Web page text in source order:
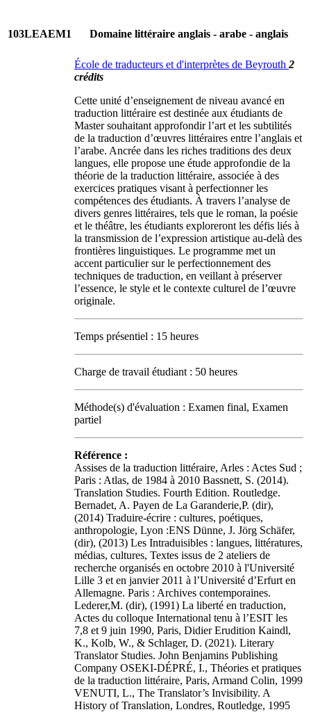
103LEAEM1 Domaine littéraire anglais - arabe - anglais
École de traducteurs et d'interprètes de Beyrouth 2
crédits
Cette unité d’enseignement de niveau avancé en
traduction littéraire est destinée aux étudiants de
Master souhaitant approfondir l’art et les subtilités
de la traduction d’œuvres littéraires entre l’anglais et
l’arabe. Ancrée dans les riches traditions des deux
langues, elle propose une étude approfondie de la
théorie de la traduction littéraire, associée à des
exercices pratiques visant à perfectionner les
compétences des étudiants. À travers l’analyse de
divers genres littéraires, tels que le roman, la poésie
et le théâtre, les étudiants exploreront les défis liés à
la transmission de l’expression artistique au-delà des
frontières linguistiques. Le programme met un
accent particulier sur le perfectionnement des
techniques de traduction, en veillant à préserver
l’essence, le style et le contexte culturel de l’œuvre
originale.
Temps présentiel : 15 heures
Charge de travail étudiant : 50 heures
Méthode(s) d'évaluation : Examen final, Examen
partiel
Référence :
Assises de la traduction littéraire, Arles : Actes Sud ;
Paris : Atlas, de 1984 à 2010 Bassnett, S. (2014).
Translation Studies. Fourth Edition. Routledge.
Bernadet, A. Payen de La Garanderie,P. (dir),
(2014) Traduire-écrire : cultures, poétiques,
anthropologie, Lyon :ENS Dünne, J. Jörg Schäfer,
(dir), (2013) Les Intraduisibles : langues, littératures,
médias, cultures, Textes issus de 2 ateliers de
recherche organisés en octobre 2010 à l'Université
Lille 3 et en janvier 2011 à l’Université d’Erfurt en
Allemagne. Paris : Archives contemporaines.
Lederer,M. (dir), (1991) La liberté en traduction,
Actes du colloque International tenu à l’ESIT les
7,8 et 9 juin 1990, Paris, Didier Erudition Kaindl,
K., Kolb, W., & Schlager, D. (2021). Literary
Translator Studies. John Benjamins Publishing
Company OSEKI-DÉPRÉ, I., Théories et pratiques
de la traduction littéraire, Paris, Armand Colin, 1999
VENUTI, L., The Translator’s Invisibility. A
History of Translation, Londres, Routledge, 1995